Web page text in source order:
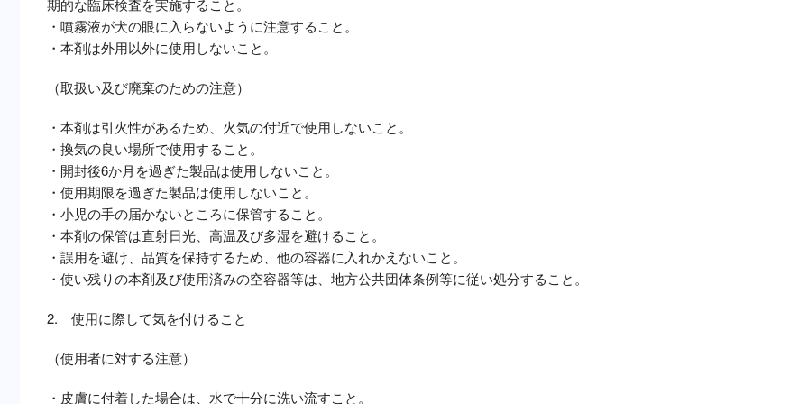
期的な臨床検査を実施すること。
・噴霧液が犬の眼に入らないように注意すること。
・本剤は外用以外に使用しないこと。
（取扱い及び廃棄のための注意）
・本剤は引火性があるため、火気の付近で使用しないこと。
・換気の良い場所で使用すること。
・開封後6か月を過ぎた製品は使用しないこと。
・使用期限を過ぎた製品は使用しないこと。
・小児の手の届かないところに保管すること。
・本剤の保管は直射日光、高温及び多湿を避けること。
・誤用を避け、品質を保持するため、他の容器に入れかえないこと。
・使い残りの本剤及び使用済みの空容器等は、地方公共団体条例等に従い処分すること。
2. 使用に際して気を付けること
（使用者に対する注意）
・皮膚に付着した場合は、水で十分に洗い流すこと。